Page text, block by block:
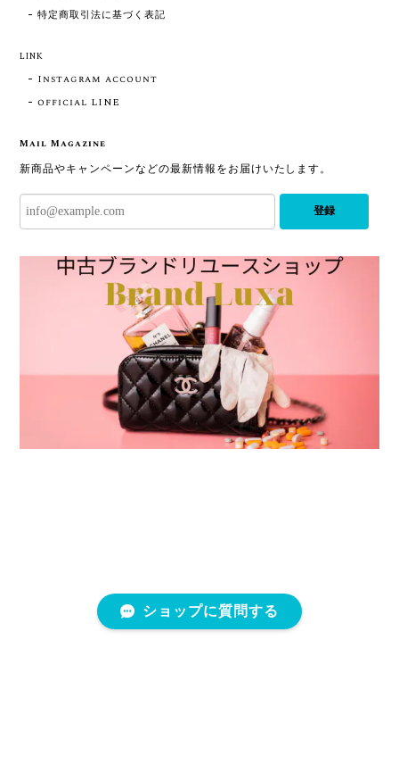
特定商取引法に基づく表記
LINK
Instagram account
official LINE
Mail Magazine
新商品やキャンペーンなどの最新情報をお届けいたします。
登録
ショップに質問する